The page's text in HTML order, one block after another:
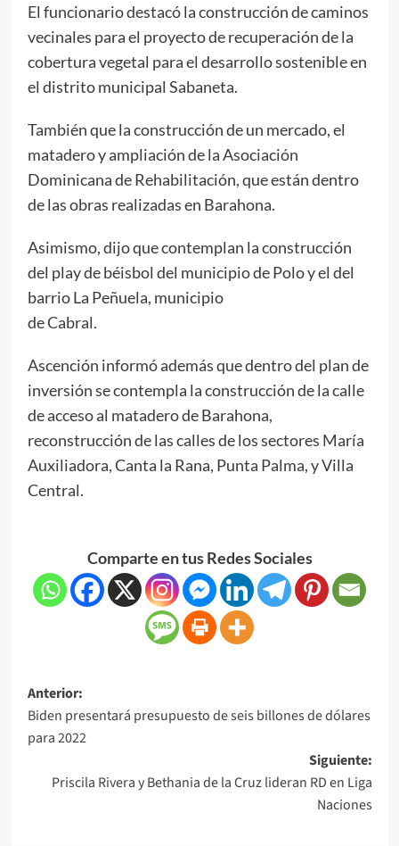
El funcionario destacó la construcción de caminos
vecinales para el proyecto de recuperación de la
cobertura vegetal para el desarrollo sostenible en
el distrito municipal Sabaneta.
También que la construcción de un mercado, el
matadero y ampliación de la Asociación
Dominicana de Rehabilitación, que están dentro
de las obras realizadas en Barahona.
Asimismo, dijo que contemplan la construcción
del play de béisbol del municipio de Polo y el del
barrio La Peñuela, municipio
de Cabral.
Ascención informó además que dentro del plan de
inversión se contempla la construcción de la calle
de acceso al matadero de Barahona,
reconstrucción de las calles de los sectores María
Auxiliadora, Canta la Rana, Punta Palma, y Villa
Central.
Comparte en tus Redes Sociales
Anterior:
Biden presentará presupuesto de seis billones de dólares
para 2022
Siguiente:
Priscila Rivera y Bethania de la Cruz lideran RD en Liga
Naciones